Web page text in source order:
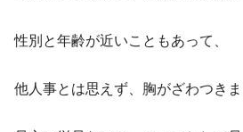
性別と年齢が近いこともあって、
他人事とは思えず、胸がざわつきま